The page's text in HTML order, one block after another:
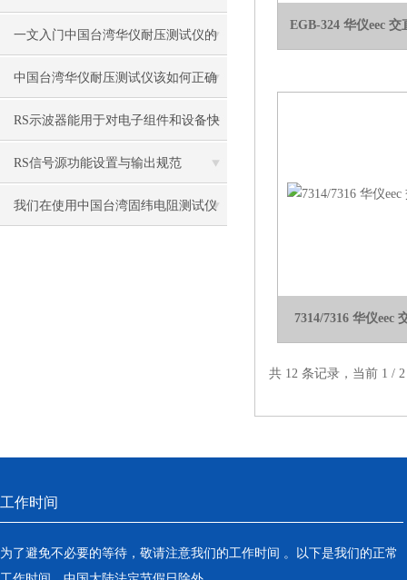
都有哪些？
一文入门中国台湾华仪耐压测试仪的
正确操作
中国台湾华仪耐压测试仪该如何正确
操作和维护？
RS示波器能用于对电子组件和设备快
速测试
RS信号源功能设置与输出规范
我们在使用中国台湾固纬电阻测试仪
EGB-324 华仪eec
7314/7316 华仪eec
共 12 条记录，当前 1
工作时间
为了避免不必要的等待，敬请注意我们的工作时间 。以下是我们的正常